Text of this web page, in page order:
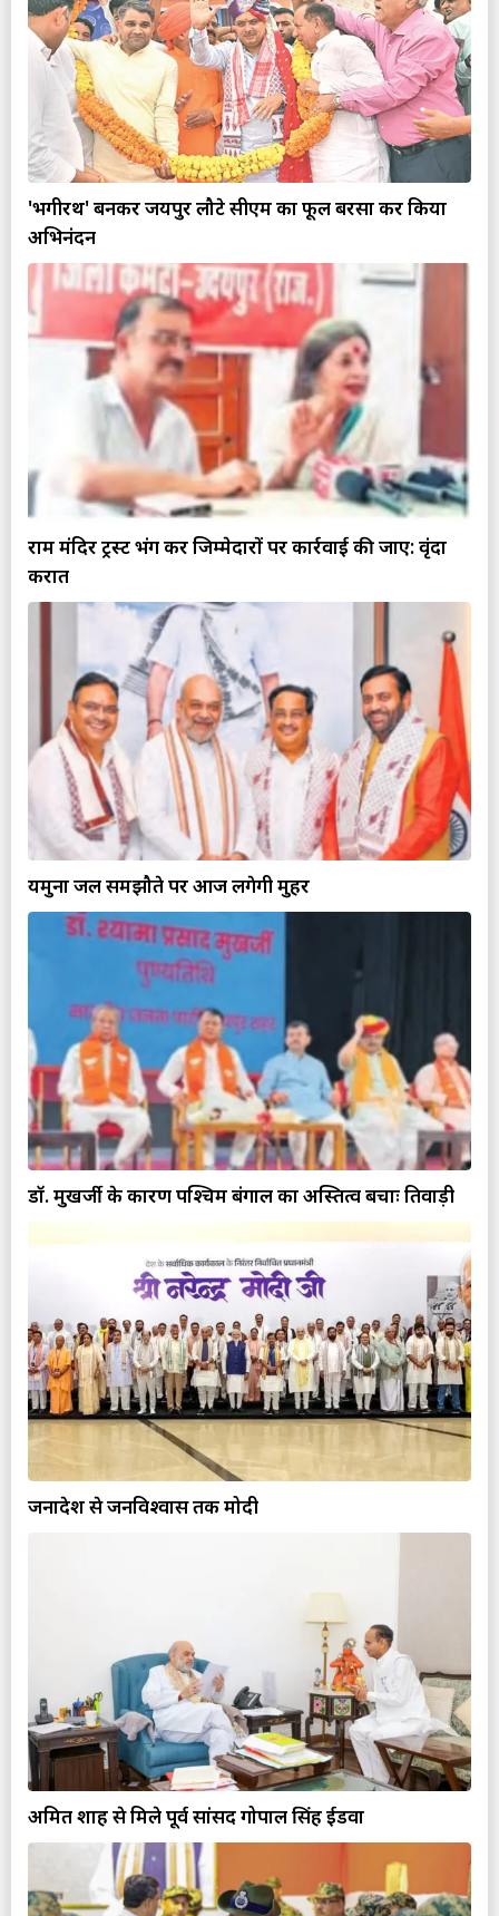
'भगीरथ' बनकर जयपुर लौटे सीएम का फूल बरसा कर किया
अभिनंदन
राम मंदिर ट्रस्ट भंग कर जिम्मेदारों पर कार्रवाई की जाए: वृंदा
करात
यमुना जल समझौते पर आज लगेगी मुहर
डॉ. मुखर्जी के कारण पश्चिम बंगाल का अस्तित्व बचाः तिवाड़ी
जनादेश से जनविश्वास तक मोदी
अमित शाह से मिले पूर्व सांसद गोपाल सिंह ईडवा